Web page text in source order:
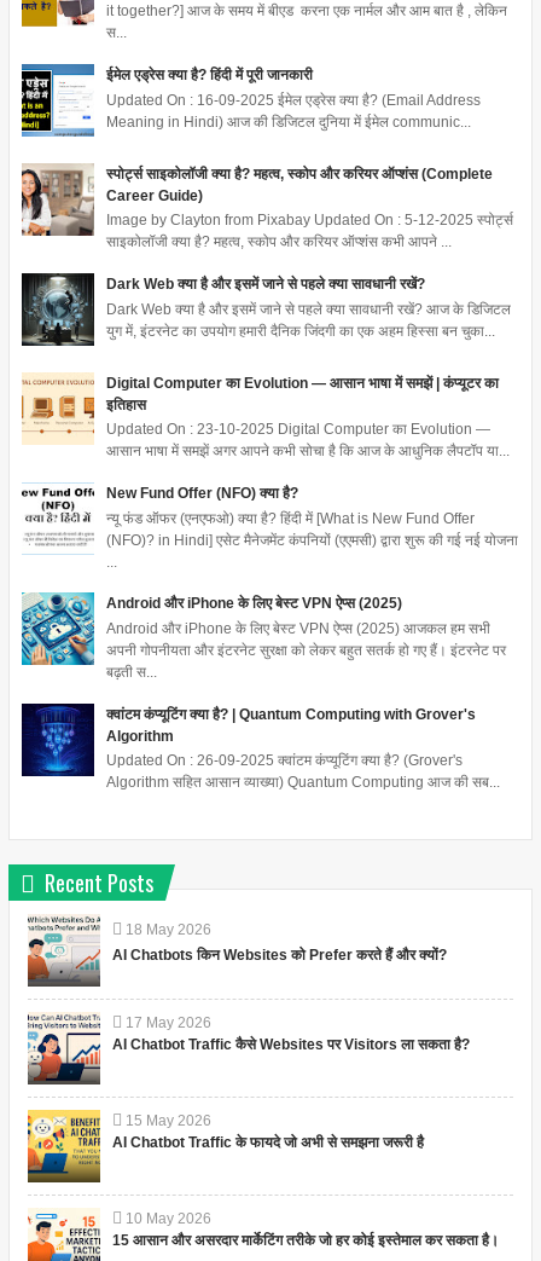
it together?] आज के समय में बीएड करना एक नार्मल और आम बात है , लेकिन
स...
ईमेल एड्रेस क्या है? हिंदी में पूरी जानकारी
Updated On : 16-09-2025 ईमेल एड्रेस क्या है? (Email Address
Meaning in Hindi) आज की डिजिटल दुनिया में ईमेल communic...
स्पोर्ट्स साइकोलॉजी क्या है? महत्व, स्कोप और करियर ऑप्शंस (Complete
Career Guide)
Image by Clayton from Pixabay Updated On : 5-12-2025 स्पोर्ट्स
साइकोलॉजी क्या है? महत्व, स्कोप और करियर ऑप्शंस कभी आपने ...
Dark Web क्या है और इसमें जाने से पहले क्या सावधानी रखें?
Dark Web क्या है और इसमें जाने से पहले क्या सावधानी रखें? आज के डिजिटल
युग में, इंटरनेट का उपयोग हमारी दैनिक जिंदगी का एक अहम हिस्सा बन चुका...
Digital Computer का Evolution — आसान भाषा में समझें | कंप्यूटर का
इतिहास
Updated On : 23-10-2025 Digital Computer का Evolution —
आसान भाषा में समझें अगर आपने कभी सोचा है कि आज के आधुनिक लैपटॉप या...
New Fund Offer (NFO) क्या है?
न्यू फंड ऑफर (एनएफओ) क्या है? हिंदी में [What is New Fund Offer
(NFO)? in Hindi] एसेट मैनेजमेंट कंपनियों (एएमसी) द्वारा शुरू की गई नई योजना
Android और iPhone के लिए बेस्ट VPN ऐप्स (2025)
Android और iPhone के लिए बेस्ट VPN ऐप्स (2025) आजकल हम सभी
अपनी गोपनीयता और इंटरनेट सुरक्षा को लेकर बहुत सतर्क हो गए हैं। इंटरनेट पर
बढ़ती स...
क्वांटम कंप्यूटिंग क्या है? | Quantum Computing with Grover's
Algorithm
Updated On : 26-09-2025 क्वांटम कंप्यूटिंग क्या है? (Grover's
Algorithm सहित आसान व्याख्या) Quantum Computing आज की सब...
Recent Posts
18 May 2026
AI Chatbots किन Websites को Prefer करते हैं और क्यों?
17 May 2026
AI Chatbot Traffic कैसे Websites पर Visitors ला सकता है?
15 May 2026
AI Chatbot Traffic के फायदे जो अभी से समझना जरूरी है
10 May 2026
15 आसान और असरदार मार्केटिंग तरीके जो हर कोई इस्तेमाल कर सकता है।